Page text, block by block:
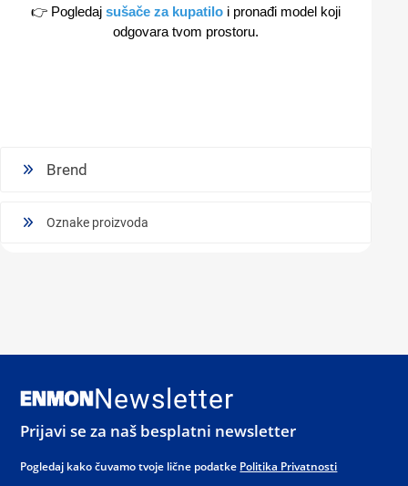
👉 Pogledaj sušače za kupatilo i pronađi model koji
odgovara tvom prostoru.
Brend
Oznake proizvoda
Newsletter
Prijavi se za naš besplatni newsletter
Pogledaj kako čuvamo tvoje lične podatke Politika Privatnosti